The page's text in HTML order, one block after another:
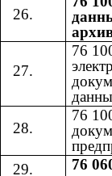
76
76
76